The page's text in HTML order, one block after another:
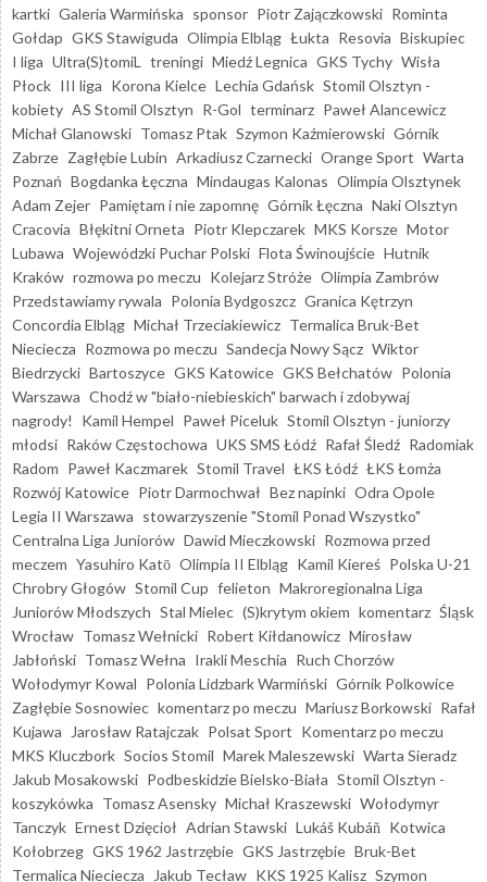
kartki Galeria Warmińska sponsor Piotr Zajączkowski Rominta
Gołdap GKS Stawiguda Olimpia Elbląg Łukta Resovia Biskupiec
I liga Ultra(S)tomiL treningi Miedź Legnica GKS Tychy Wisła
Płock III liga Korona Kielce Lechia Gdańsk Stomil Olsztyn -
kobiety AS Stomil Olsztyn R-Gol terminarz Paweł Alancewicz
Michał Glanowski Tomasz Ptak Szymon Kaźmierowski Górnik
Zabrze Zagłębie Lubin Arkadiusz Czarnecki Orange Sport Warta
Poznań Bogdanka Łęczna Mindaugas Kalonas Olimpia Olsztynek
Adam Zejer Pamiętam i nie zapomnę Górnik Łęczna Naki Olsztyn
Cracovia Błękitni Orneta Piotr Klepczarek MKS Korsze Motor
Lubawa Wojewódzki Puchar Polski Flota Świnoujście Hutnik
Kraków rozmowa po meczu Kolejarz Stróże Olimpia Zambrów
Przedstawiamy rywala Polonia Bydgoszcz Granica Kętrzyn
Concordia Elbląg Michał Trzeciakiewicz Termalica Bruk-Bet
Nieciecza Rozmowa po meczu Sandecja Nowy Sącz Wiktor
Biedrzycki Bartoszyce GKS Katowice GKS Bełchatów Polonia
Warszawa Chodź w "biało-niebieskich" barwach i zdobywaj
nagrody!
Kamil Hempel Paweł Piceluk Stomil Olsztyn - juniorzy
młodsi Raków Częstochowa UKS SMS Łódź Rafał Śledź Radomiak
Radom Paweł Kaczmarek Stomil Travel ŁKS Łódź ŁKS Łomża
Rozwój Katowice Piotr Darmochwał Bez napinki Odra Opole
Legia II Warszawa stowarzyszenie "Stomil Ponad Wszystko"
Centralna Liga Juniorów Dawid Mieczkowski Rozmowa przed
meczem Yasuhiro Katō Olimpia II Elbląg Kamil Kiereś Polska U-21
Chrobry Głogów Stomil Cup felieton Makroregionalna Liga
Juniorów Młodszych Stal Mielec (S)krytym okiem komentarz Śląsk
Wrocław Tomasz Wełnicki Robert Kiłdanowicz Mirosław
Jabłoński Tomasz Wełna Irakli Meschia Ruch Chorzów
Wołodymyr Kowal Polonia Lidzbark Warmiński Górnik Polkowice
Zagłębie Sosnowiec komentarz po meczu Mariusz Borkowski Rafał
Kujawa
Jarosław Ratajczak Polsat Sport Komentarz po meczu
MKS Kluczbork Socios Stomil Marek Maleszewski Warta Sieradz
Jakub Mosakowski Podbeskidzie Bielsko-Biała Stomil Olsztyn -
koszykówka Tomasz Asensky Michał Kraszewski Wołodymyr
Tanczyk Ernest Dzięcioł Adrian Stawski Lukáš Kubáň Kotwica
Kołobrzeg GKS 1962 Jastrzębie GKS Jastrzębie Bruk-Bet
Termalica Nieciecza
Jakub Tecław KKS 1925 Kalisz Szymon